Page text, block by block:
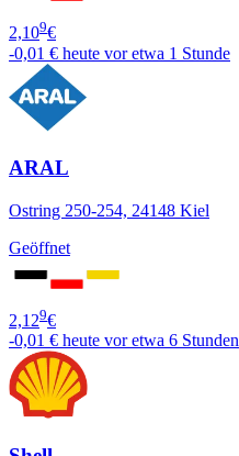
2,109€
-0,01 € heute vor etwa 1 Stunde
ARAL
Ostring 250-254, 24148 Kiel
Geöffnet
2,129€
-0,01 € heute vor etwa 6 Stunden